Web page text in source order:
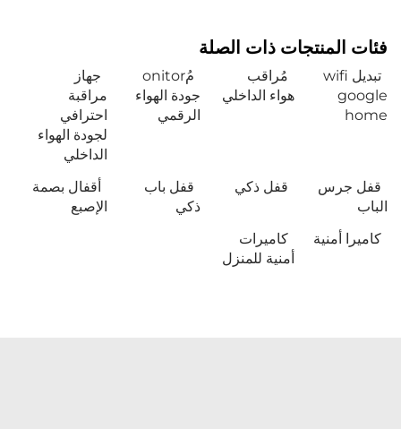
فئات المنتجات ذات الصلة
تبديل wifi
google
home
مُراقب
هواء الداخلي
مُonitor
جودة الهواء
الرقمي
جهاز
مراقبة
احترافي
لجودة الهواء
الداخلي
قفل جرس
الباب
قفل ذكي
قفل باب
ذكي
أقفال بصمة
الإصبع
كاميرا أمنية
كاميرات
أمنية للمنزل